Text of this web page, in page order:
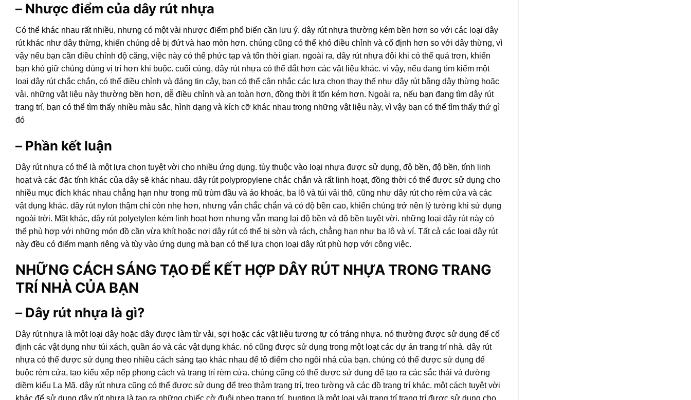
– Nhược điểm của dây rút nhựa
Có thể khác nhau rất nhiều, nhưng có một vài nhược điểm phổ biến cần lưu ý. dây rút nhựa thường kém bền hơn so với các loại dây
rút khác như dây thừng, khiến chúng dễ bị đứt và hao mòn hơn. chúng cũng có thể khó điều chỉnh và cố định hơn so với dây thừng, vì
vậy nếu bạn cần điều chỉnh độ căng, việc này có thể phức tạp và tốn thời gian. ngoài ra, dây rút nhựa đôi khi có thể quá trơn, khiến
bạn khó giữ chúng đúng vị trí hơn khi buộc. cuối cùng, dây rút nhựa có thể đắt hơn các vật liệu khác. vì vậy, nếu đang tìm kiếm một
loại dây rút chắc chắn, có thể điều chỉnh và đáng tin cậy, bạn có thể cân nhắc các lựa chọn thay thế như dây rút bằng dây thừng hoặc
vải. những vật liệu này thường bền hơn, dễ điều chỉnh và an toàn hơn, đồng thời ít tốn kém hơn. Ngoài ra, nếu bạn đang tìm dây rút
trang trí, bạn có thể tìm thấy nhiều màu sắc, hình dạng và kích cỡ khác nhau trong những vật liệu này, vì vậy bạn có thể tìm thấy thứ gì
đó
– Phần kết luận
Dây rút nhựa có thể là một lựa chọn tuyệt vời cho nhiều ứng dụng. tùy thuộc vào loại nhựa được sử dụng, độ bền, độ bền, tính linh
hoạt và các đặc tính khác của dây sẽ khác nhau. dây rút polypropylene chắc chắn và rất linh hoạt, đồng thời có thể được sử dụng cho
nhiều mục đích khác nhau chẳng hạn như trong mũ trùm đầu và áo khoác, ba lô và túi vải thô, cũng như dây rút cho rèm cửa và các
vật dụng khác. dây rút nylon thậm chí còn nhẹ hơn, nhưng vẫn chắc chắn và có độ bền cao, khiến chúng trở nên lý tưởng khi sử dụng
ngoài trời. Mặt khác, dây rút polyetylen kém linh hoạt hơn nhưng vẫn mang lại độ bền và độ bền tuyệt vời. những loại dây rút này có
thể phù hợp với những món đồ cần vừa khít hoặc nơi dây rút có thể bị sờn và rách, chẳng hạn như ba lô và ví. Tất cả các loại dây rút
này đều có điểm mạnh riêng và tùy vào ứng dụng mà bạn có thể lựa chọn loại dây rút phù hợp với công việc.
NHỮNG CÁCH SÁNG TẠO ĐỂ KẾT HỢP DÂY RÚT NHỰA TRONG TRANG
TRÍ NHÀ CỦA BẠN
– Dây rút nhựa là gì?
Dây rút nhựa là một loại dây hoặc dây được làm từ vải, sợi hoặc các vật liệu tương tự có tráng nhựa. nó thường được sử dụng để cố
định các vật dụng như túi xách, quần áo và các vật dụng khác. nó cũng được sử dụng trong một loạt các dự án trang trí nhà. dây rút
nhựa có thể được sử dụng theo nhiều cách sáng tạo khác nhau để tô điểm cho ngôi nhà của bạn. chúng có thể được sử dụng để
buộc rèm cửa, tạo kiểu xếp nếp phong cách và trang trí rèm cửa. chúng cũng có thể được sử dụng để tạo ra các sắc thái và đường
diềm kiểu La Mã. dây rút nhựa cũng có thể được sử dụng để treo thảm trang trí, treo tường và các đồ trang trí khác. một cách tuyệt vời
khác để sử dụng dây rút nhựa là tạo ra những chiếc cờ đuôi nheo trang trí. bunting là một loại vải trang trí trang trí được sử dụng cho